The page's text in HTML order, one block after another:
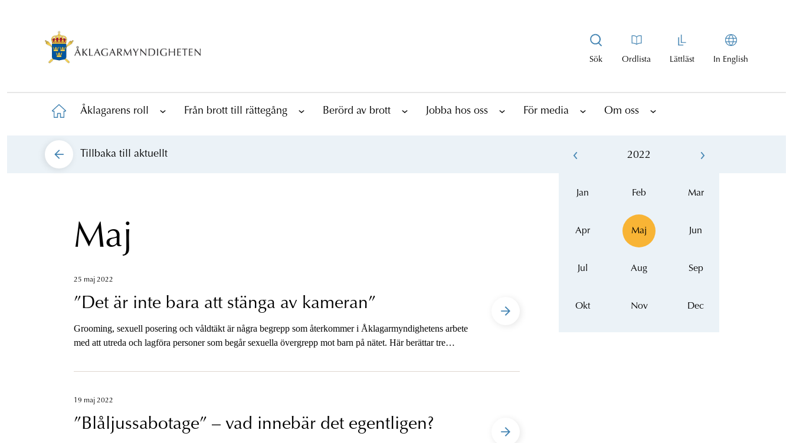
Sök Ordlista Lättläst In English
Åklagarens roll Från brott till rättegång Berörd av brott Jobba hos oss För media Om oss
Tillbaka till aktuellt 2022
Jan Feb Mar
Apr Maj Jun
Jul Aug Sep
Okt Nov Dec
Maj
25 maj 2022
”Det är inte bara att stänga av kameran”
Grooming, sexuell posering och våldtäkt är några begrepp som återkommer i Åklagarmyndighetens arbete
med att utreda och lagföra personer som begår sexuella övergrepp mot barn på nätet. Här berättar tre
19 maj 2022
”Blåljussabotage” – vad innebär det egentligen?